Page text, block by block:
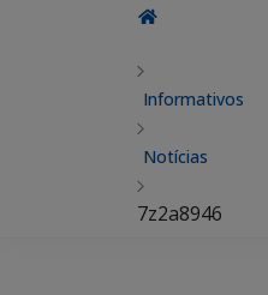
Informativos
Notícias
7z2a8946